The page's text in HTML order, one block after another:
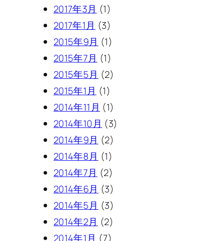
2017年3月 (1)
2017年1月 (3)
2015年9月 (1)
2015年7月 (1)
2015年5月 (2)
2015年1月 (1)
2014年11月 (1)
2014年10月 (3)
2014年9月 (2)
2014年8月 (1)
2014年7月 (2)
2014年6月 (3)
2014年5月 (3)
2014年2月 (2)
2014年1月 (7)